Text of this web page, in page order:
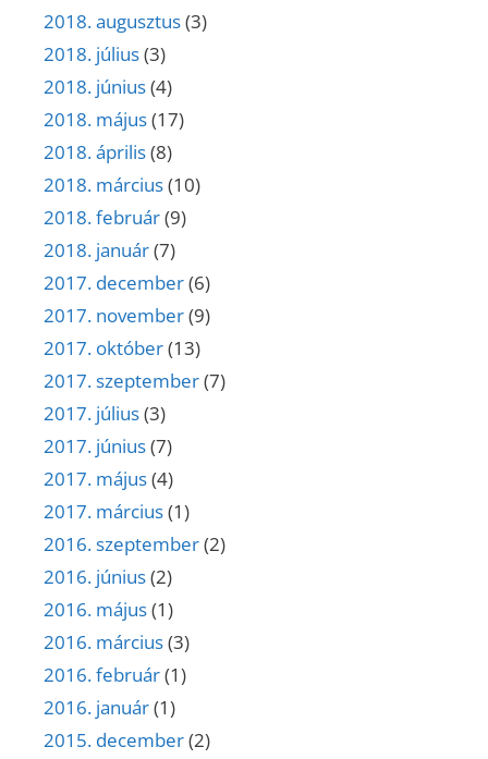
2018. augusztus(3)
2018. július(3)
2018. június(4)
2018. május(17)
2018. április(8)
2018. március(10)
2018. február(9)
2018. január(7)
2017. december(6)
2017. november(9)
2017. október(13)
2017. szeptember(7)
2017. július(3)
2017. június(7)
2017. május(4)
2017. március(1)
2016. szeptember(2)
2016. június(2)
2016. május(1)
2016. március(3)
2016. február(1)
2016. január(1)
2015. december(2)